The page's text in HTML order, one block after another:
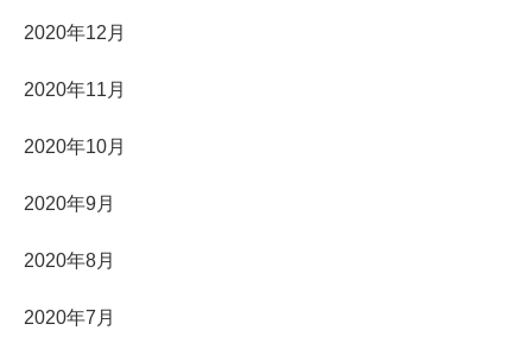
2020年12月
2020年11月
2020年10月
2020年9月
2020年8月
2020年7月